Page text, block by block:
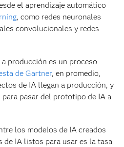
el aprendizaje automático
, como redes neuronales
convolucionales y redes
producción es un proceso
de Gartner, en promedio,
de IA llegan a producción, y
pasar del prototipo de IA a
los modelos de IA creados
de IA listos para usar es la tasa